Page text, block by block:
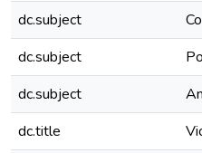
dc.subject
dc.subject
dc.subject
dc.title